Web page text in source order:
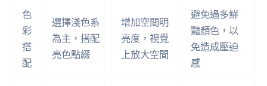
色
彩
搭
配
選擇淺色系
為主，搭配
亮色點綴
增加空間明
亮度，視覺
上放大空間
避免過多鮮
豔顏色，以
免造成壓迫
感